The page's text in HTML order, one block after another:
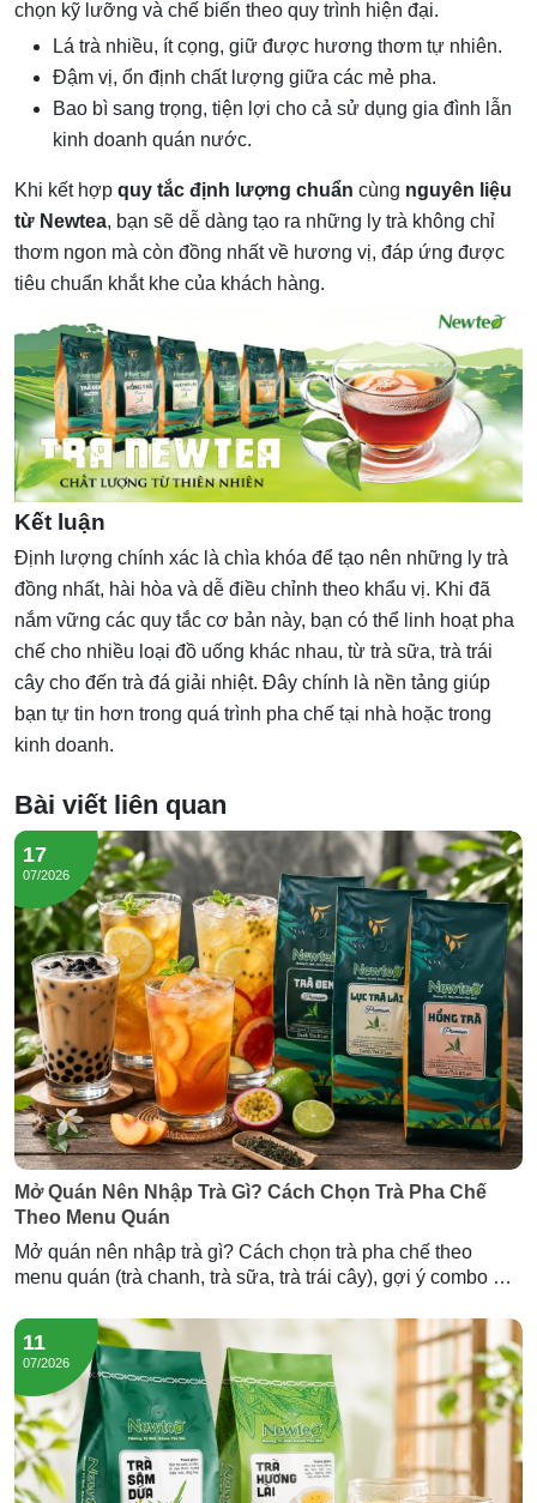
chọn kỹ lưỡng và chế biến theo quy trình hiện đại.
Lá trà nhiều, ít cọng, giữ được hương thơm tự nhiên.
Đậm vị, ổn định chất lượng giữa các mẻ pha.
Bao bì sang trọng, tiện lợi cho cả sử dụng gia đình lẫn
kinh doanh quán nước.
Khi kết hợp quy tắc định lượng chuẩn cùng nguyên liệu
từ Newtea, bạn sẽ dễ dàng tạo ra những ly trà không chỉ
thơm ngon mà còn đồng nhất về hương vị, đáp ứng được
tiêu chuẩn khắt khe của khách hàng.
Kết luận
Định lượng chính xác là chìa khóa để tạo nên những ly trà
đồng nhất, hài hòa và dễ điều chỉnh theo khẩu vị. Khi đã
nắm vững các quy tắc cơ bản này, bạn có thể linh hoạt pha
chế cho nhiều loại đồ uống khác nhau, từ trà sữa, trà trái
cây cho đến trà đá giải nhiệt. Đây chính là nền tảng giúp
bạn tự tin hơn trong quá trình pha chế tại nhà hoặc trong
kinh doanh.
Bài viết liên quan
17
07/2026
Mở Quán Nên Nhập Trà Gì? Cách Chọn Trà Pha Chế
Theo Menu Quán
Mở quán nên nhập trà gì? Cách chọn trà pha chế theo
menu quán (trà chanh, trà sữa, trà trái cây), gợi ý combo mở
11
07/2026